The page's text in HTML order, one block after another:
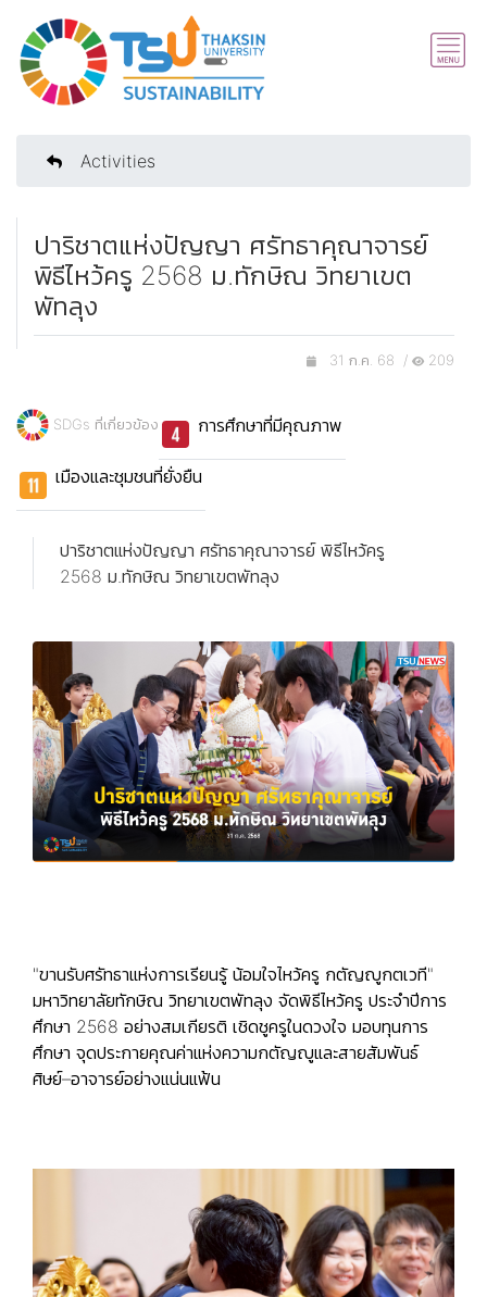
Activities
ปาริชาตแห่งปัญญา ศรัทธาคุณาจารย์
พิธีไหว้ครู 2568 ม.ทักษิณ วิทยาเขต
พัทลุง
31 ก.ค. 68 / 209
SDGs ที่เกี่ยวข้อง การศึกษาที่มีคุณภาพ
เมืองและชุมชนที่ยั่งยืน
ปาริชาตแห่งปัญญา ศรัทธาคุณาจารย์ พิธีไหว้ครู
2568 ม.ทักษิณ วิทยาเขตพัทลุง
"ขานรับศรัทธาแห่งการเรียนรู้ น้อมใจไหว้ครู กตัญญูกตเวที"
มหาวิทยาลัยทักษิณ วิทยาเขตพัทลุง จัดพิธีไหว้ครู ประจำปีการ
ศึกษา 2568 อย่างสมเกียรติ เชิดชูครูในดวงใจ มอบทุนการ
ศึกษา จุดประกายคุณค่าแห่งความกตัญญูและสายสัมพันธ์
ศิษย์–อาจารย์อย่างแน่นแฟ้น